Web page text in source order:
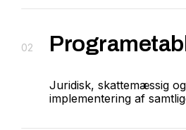
02
Juridisk, skattemæssig
implementering af